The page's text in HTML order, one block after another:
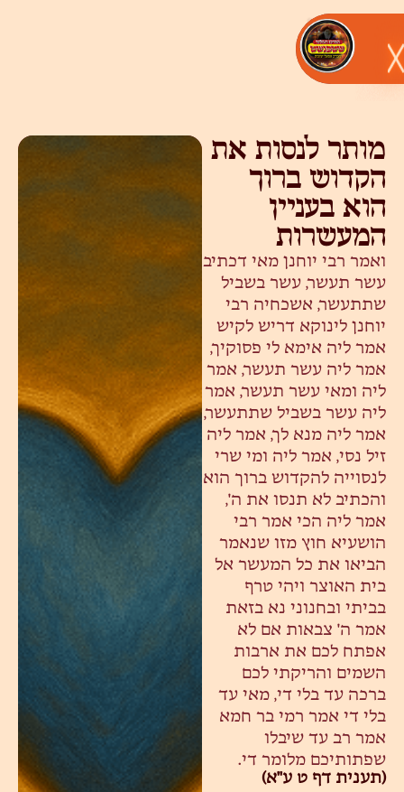
מותר לנסות את
הקדוש ברוך
הוא בעניין
המעשרות
ואמר רבי יוחנן מאי דכתיב
עשר תעשר, עשר בשביל
שתתעשר, אשכחיה רבי
יוחנן לינוקא דריש לקיש
אמר ליה אימא לי פסוקיך,
אמר ליה עשר תעשר, אמר
ליה ומאי עשר תעשר, אמר
ליה עשר בשביל שתתעשר,
אמר ליה מנא לך, אמר ליה
זיל נסי, אמר ליה ומי שרי
לנסוייה להקדוש ברוך הוא
והכתיב לא תנסו את ה',
אמר ליה הכי אמר רבי
הושעיא חוץ מזו שנאמר
הביאו את כל המעשר אל
בית האוצר ויהי טרף
בביתי ובחנוני נא בזאת
אמר ה' צבאות אם לא
אפתח לכם את ארבות
השמים והריקתי לכם
ברכה עד בלי די, מאי עד
בלי די אמר רמי בר חמא
אמר רב עד שיבלו
שפתותיכם מלומר די.
(תענית דף ט ע"א)